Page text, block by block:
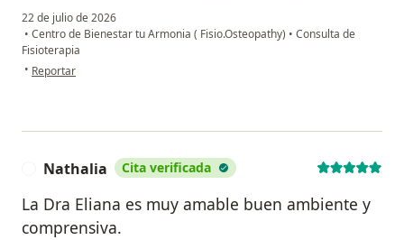
22 de julio de 2026
• Centro de Bienestar tu Armonia ( Fisio.Osteopathy) • Consulta de
Fisioterapia
• en opinión del usuario Sandra Magnolia Obando Obando
Reportar
Nathalia Cita verificada
La Dra Eliana es muy amable buen ambiente y
comprensiva.